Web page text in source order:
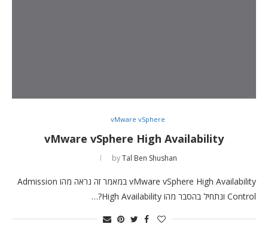
vMware vSphere
vMware vSphere High Availability
byTal Ben Shushan
vMware vSphere High Availability במאמר זה נראה מהו Admission
Control ונתחיל בהסבר מהו High Availability?…